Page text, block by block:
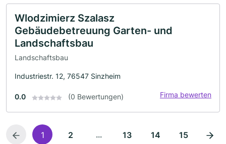
Wlodzimierz Szalasz
Gebäudebetreuung Garten- und
Landschaftsbau
Landschaftsbau
Industriestr. 12, 76547 Sinzheim
0.0 (0 Bewertungen) Firma bewerten
1 2 ... 13 14 15